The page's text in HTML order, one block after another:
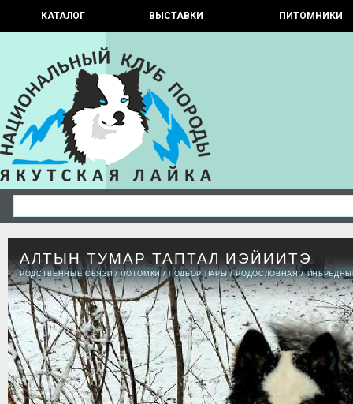
КАТАЛОГ ВЫСТАВКИ ПИТОМНИКИ
АЛТЫН ТУМАР ТАПТАЛ ИЭЙИИТЭ
РОДСТВЕННЫЕ СВЯЗИ/ПОТОМКИ/ПОДБОР ПАРЫ / РОДОСЛОВНАЯ/